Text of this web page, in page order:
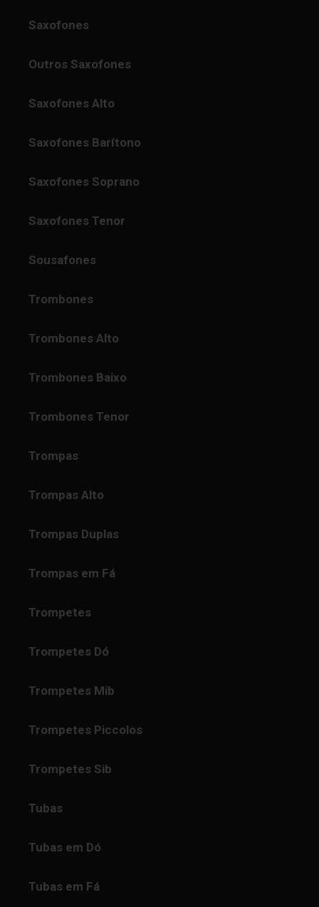
Saxofones
Outros Saxofones
Saxofones Alto
Saxofones Barítono
Saxofones Soprano
Saxofones Tenor
Sousafones
Trombones
Trombones Alto
Trombones Baixo
Trombones Tenor
Trompas
Trompas Alto
Trompas Duplas
Trompas em Fá
Trompetes
Trompetes Dó
Trompetes Mib
Trompetes Piccolos
Trompetes Sib
Tubas
Tubas em Dó
Tubas em Fá